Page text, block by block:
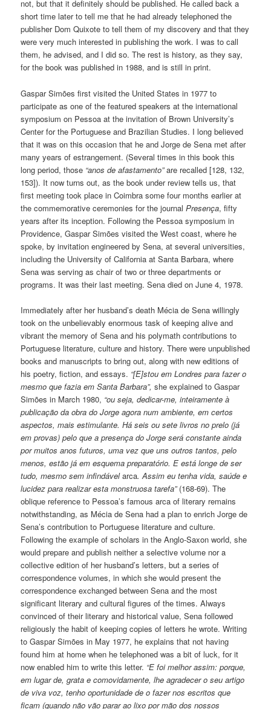
not, but that it definitely should be published. He called back a
short time later to tell me that he had already telephoned the
publisher Dom Quixote to tell them of my discovery and that they
were very much interested in publishing the work. I was to call
them, he advised, and I did so. The rest is history, as they say,
for the book was published in 1988, and is still in print.
Gaspar Simões first visited the United States in 1977 to
participate as one of the featured speakers at the international
symposium on Pessoa at the invitation of Brown University’s
Center for the Portuguese and Brazilian Studies. I long believed
that it was on this occasion that he and Jorge de Sena met after
many years of estrangement. (Several times in this book this
long period, those “anos de afastamento”are recalled [128, 132,
153]). It now turns out, as the book under review tells us, that
first meeting took place in Coimbra some four months earlier at
the commemorative ceremonies for the journalPresença, fifty
years after its inception. Following the Pessoa symposium in
Providence, Gaspar Simões visited the West coast, where he
spoke, by invitation engineered by Sena, at several universities,
including the University of California at Santa Barbara, where
Sena was serving as chair of two or three departments or
programs. It was their last meeting. Sena died on June 4, 1978.
Immediately after her husband’s death Mécia de Sena willingly
took on the unbelievably enormous task of keeping alive and
vibrant the memory of Sena and his polymath contributions to
Portuguese literature, culture and history. There were unpublished
books and manuscripts to bring out, along with new editions of
his poetry, fiction, and essays. “[E]stou em Londres para fazer o
mesmo que fazia em Santa Barbara”, she explained to Gaspar
Simões in March 1980, “ou seja, dedicar-me, inteiramente à
publicação da obra do Jorge agora num ambiente, em certos
aspectos, mais estimulante. Há seis ou sete livros no prelo (já
em provas) pelo que a presença do Jorge será constante ainda
por muitos anos futuros, uma vez que uns outros tantos, pelo
menos, estão já em esquema preparatório. E está longe de ser
tudo, mesmo sem infindávelarca. Assim eu tenha vida, saúde e
lucidez para realizar esta monstruosa tarefa”(168-69). The
oblique reference to Pessoa’s famous arca of literary remains
notwithstanding, as Mécia de Sena had a plan to enrich Jorge de
Sena’s contribution to Portuguese literature and culture.
Following the example of scholars in the Anglo-Saxon world, she
would prepare and publish neither a selective volume nor a
collective edition of her husband’s letters, but a series of
correspondence volumes, in which she would present the
correspondence exchanged between Sena and the most
significant literary and cultural figures of the times. Always
convinced of their literary and historical value, Sena followed
religiously the habit of keeping copies of letters he wrote. Writing
to Gaspar Simões in May 1977, he explains that not having
found him at home when he telephoned was a bit of luck, for it
now enabled him to write this letter. “E foi melhor assim: porque,
em lugar de, grata e comovidamente, lhe agradecer o seu artigo
de viva voz, tenho oportunidade de o fazer nos escritos que
ficam (quando não vão parar ao lixo por mão dos nossos